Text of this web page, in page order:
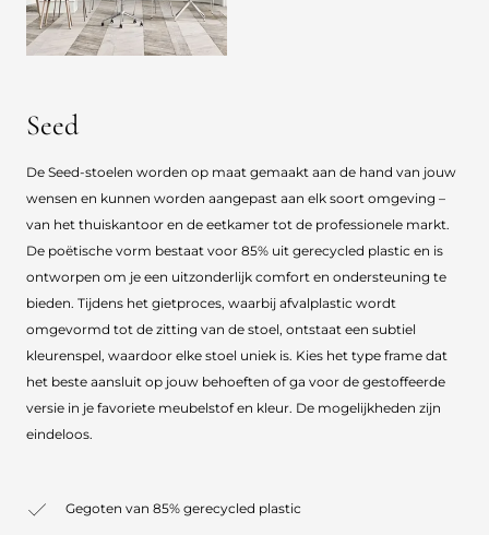
Seed
De Seed-stoelen worden op maat gemaakt aan de hand van jouw
wensen en kunnen worden aangepast aan elk soort omgeving –
van het thuiskantoor en de eetkamer tot de professionele markt.
De poëtische vorm bestaat voor 85% uit gerecycled plastic en is
ontworpen om je een uitzonderlijk comfort en ondersteuning te
bieden. Tijdens het gietproces, waarbij afvalplastic wordt
omgevormd tot de zitting van de stoel, ontstaat een subtiel
kleurenspel, waardoor elke stoel uniek is. Kies het type frame dat
het beste aansluit op jouw behoeften of ga voor de gestoffeerde
versie in je favoriete meubelstof en kleur. De mogelijkheden zijn
eindeloos.
Gegoten van 85% gerecycled plastic